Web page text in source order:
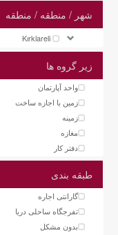
شهر / منطقه / منطقه
Kırklareli
زیر گروه ها
واحد آپارتمان
زمین با اجازه ساخت
زمینه
مغازه
دفتر کار
طبقه بندی
گارانتی اجاره
تفرجگاه ساحلی دریا
بدون مشکل